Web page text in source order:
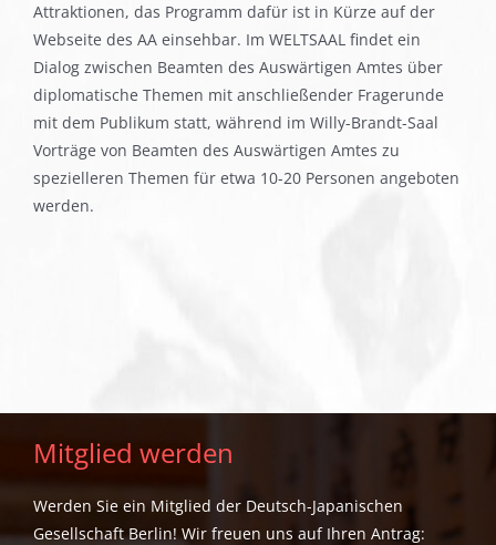
Attraktionen, das Programm dafür ist in Kürze auf der
Webseite des AA einsehbar. Im WELTSAAL findet ein
Dialog zwischen Beamten des Auswärtigen Amtes über
diplomatische Themen mit anschließender Fragerunde
mit dem Publikum statt, während im Willy-Brandt-Saal
Vorträge von Beamten des Auswärtigen Amtes zu
spezielleren Themen für etwa 10-20 Personen angeboten
werden.
Mitglied werden
Werden Sie ein Mitglied der Deutsch-Japanischen
Gesellschaft Berlin! Wir freuen uns auf Ihren Antrag: